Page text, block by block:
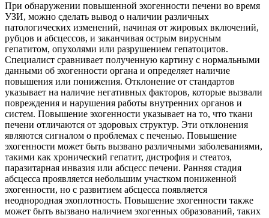
При обнаружении повышенной эхогенности печени во время
УЗИ, можно сделать вывод о наличии различных
патологических изменений, начиная от жировых включений,
рубцов и абсцессов, и заканчивая острым вирусным
гепатитом, опухолями или разрушением гепатоцитов.
Специалист сравнивает полученную картину с нормальными
данными об эхогенности органа и определяет наличие
повышения или понижения. Отклонение от стандартов
указывает на наличие негативных факторов, которые вызвали
повреждения и нарушения работы внутренних органов и
систем. Повышение эхогенности указывает на то, что ткани
печени отличаются от здоровых структур. Эти отклонения
являются сигналом о проблемах с печенью. Повышение
эхогенности может быть вызвано различными заболеваниями,
такими как хронический гепатит, дистрофия и стеатоз,
паразитарная инвазия или абсцесс печени. Ранняя стадия
абсцесса проявляется небольшим участком пониженной
эхогенности, но с развитием абсцесса появляется
неоднородная эхоплотность. Повышение эхогенности также
может быть вызвано наличием эхогенных образований, таких